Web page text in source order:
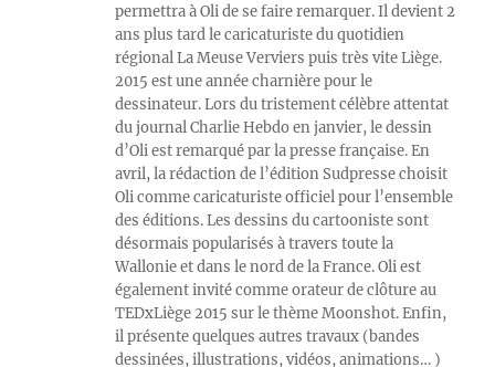
permettra à Oli de se faire remarquer. Il devient 2
ans plus tard le caricaturiste du quotidien
régional La Meuse Verviers puis très vite Liège.
2015 est une année charnière pour le
dessinateur. Lors du tristement célèbre attentat
du journal Charlie Hebdo en janvier, le dessin
d’Oli est remarqué par la presse française. En
avril, la rédaction de l’édition Sudpresse choisit
Oli comme caricaturiste officiel pour l’ensemble
des éditions. Les dessins du cartooniste sont
désormais popularisés à travers toute la
Wallonie et dans le nord de la France. Oli est
également invité comme orateur de clôture au
TEDxLiège 2015 sur le thème Moonshot. Enfin,
il présente quelques autres travaux (bandes
dessinées, illustrations, vidéos, animations… )